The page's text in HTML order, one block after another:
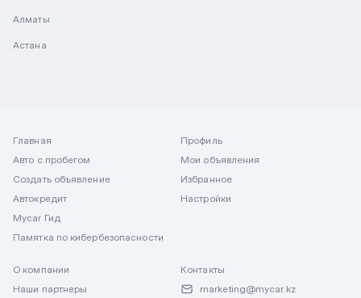
Алматы
Астана
Главная
Авто с пробегом
Создать объявление
Автокредит
Mycar Гид
Памятка по кибербезопасности
Профиль
Мои объявления
Избранное
Настройки
О компании
Наши партнеры
Контакты
marketing@mycar.kz